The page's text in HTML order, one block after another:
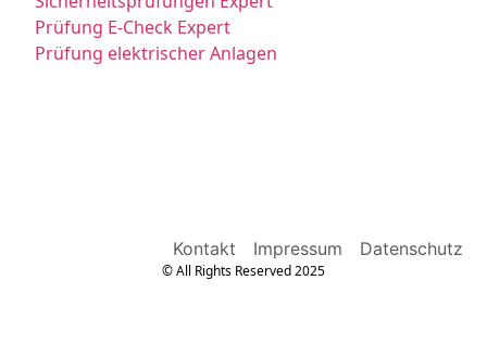
Prüfung E-Check Expert
Prüfung elektrischer Anlagen
Kontakt Impressum Datenschutz
© All Rights Reserved 2025